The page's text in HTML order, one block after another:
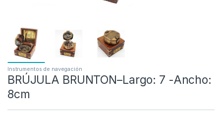
Instrumentos de navegación
BRÚJULA BRUNTON–Largo: 7 -Ancho:
8cm